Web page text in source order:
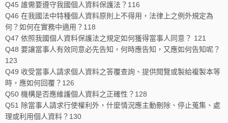
Q45 誰需要遵守我國個人資料保護法？116
Q46 在我國法中特種個人資料原則上不得用，法律上之例外規定為
何？如何在實務中適用？118
Q47 依照我國個人資料保護法之規定如何獲得當事人同意？ 121
Q48 要讓當事人有效同意必先告知，何時應告知，又應如何告知呢？
123
Q49 收受當事人請求個人資料之答覆查詢、提供閱覽或製給複製本等
時，應如何回覆？126
Q50 機構是否應維護個人資料之正確性？128
Q51 除當事人請求行使權利外，什麼情況應主動刪除、停止蒐集、處
理或利用個人資料？130